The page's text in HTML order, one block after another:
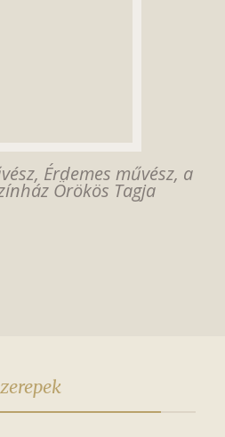
Érdemes művész, a
Örökös Tagja